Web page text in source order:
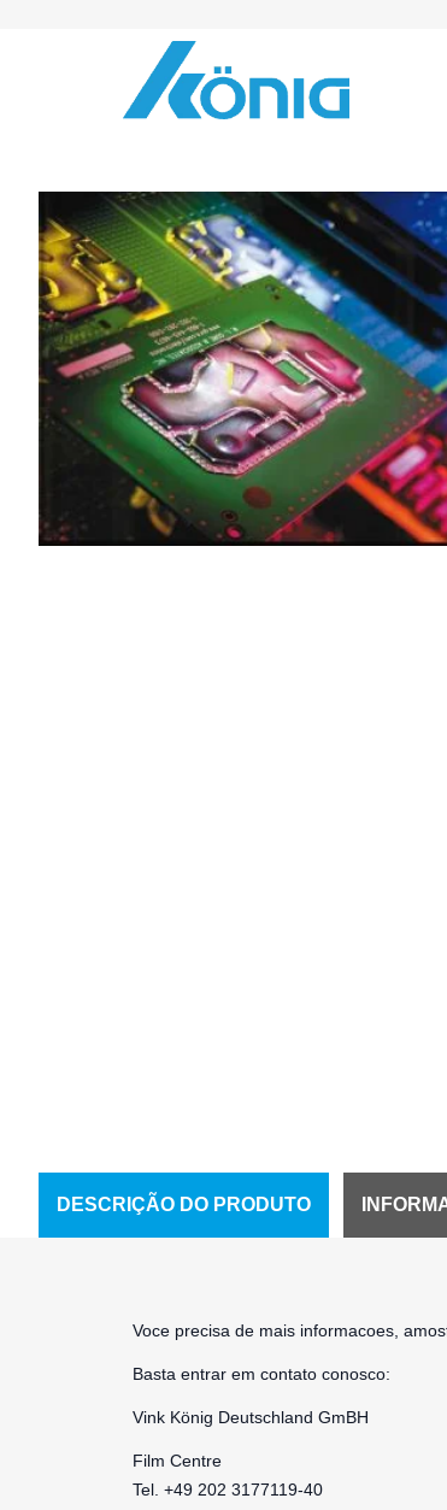
DESCRIÇÃO DO PRODUTO
Voce precisa de mais informacoes,
Basta entrar em contato conosco:
Vink König Deutschland GmBH
Film Centre
Tel. +49 202 3177119-40